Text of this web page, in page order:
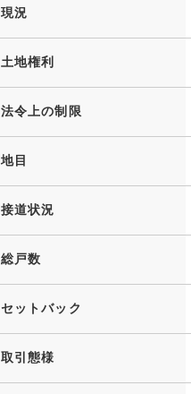
現況
土地権利
法令上の制限
地目
接道状況
総戸数
セットバック
取引態様